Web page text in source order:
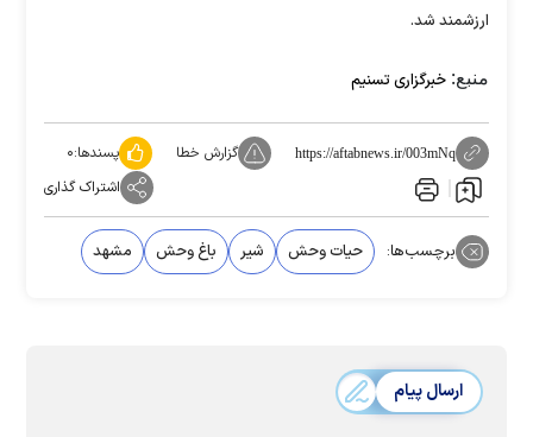
ارزشمند شد.
منبع: خبرگزاری تسنیم
https://aftabnews.ir/003mNq گزارش خطا پسندها:۰
اشتراک گذاری
برچسب‌ها: حیات وحش شیر باغ وحش مشهد
ارسال پیام